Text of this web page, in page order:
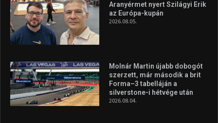
Aranyérmet nyert Szilágyi Erik
az Európa-kupán
2026.08.05.
Molnár Martin újabb dobogót
szerzett, már második a brit
Forma–3 tabelláján a
silverstone-i hétvége után
2026.08.04.